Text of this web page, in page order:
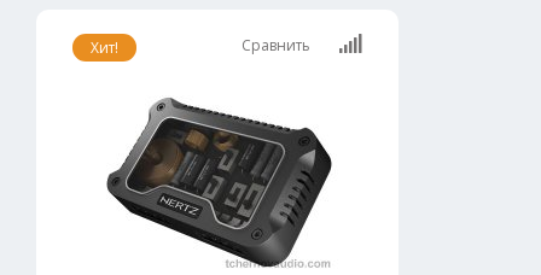
Хит! Сравнить